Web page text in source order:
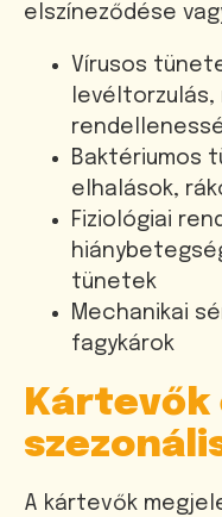
elszíneződése
Vírusos
levéltorzulás,
Baktériumos
elhalások,
Fiziológiai
tünetek
Mechanikai
fagykárok
Kártevők
A kártevők